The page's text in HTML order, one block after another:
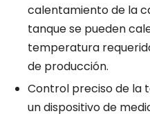
calentamiento de la
tanque se pueden
temperatura
de producción.
Control preciso de la
un dispositivo de